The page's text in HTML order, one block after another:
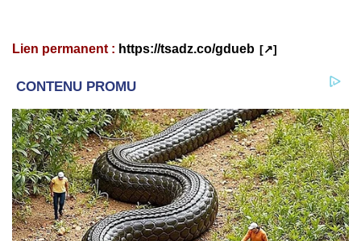
Lien permanent : https://tsadz.co/gdueb